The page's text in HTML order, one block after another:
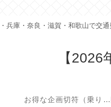
兵庫・奈良・滋賀・和歌山で交
【
お得な企画切符（乗り放題/割引切符）